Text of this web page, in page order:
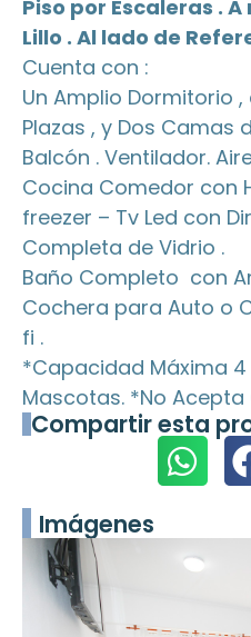
Piso por Escaleras .
Lillo . Al lado de
Cuenta con :
Un Amplio Dormitorio
Plazas , y Dos Camas
Balcón . Ventilador.
Cocina Comedor con
freezer – Tv Led con
Completa de Vidrio .
Baño Completo con
Cochera para Auto o
fi .
*Capacidad Máxima
Mascotas. *No
Compartir esta
Imágenes